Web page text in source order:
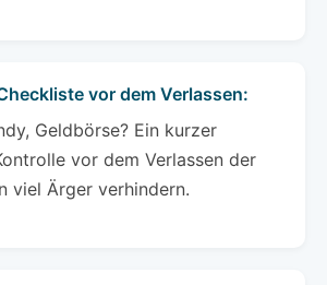
vor dem Verlassen:
Geldbörse? Ein kurzer
vor dem Verlassen der
viel Ärger verhindern.